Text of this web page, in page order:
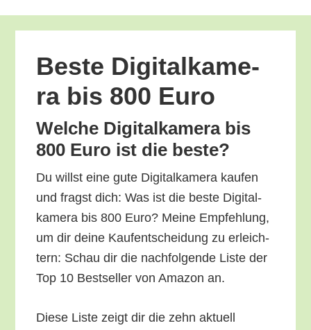
Bes­te Digi­tal­ka­me­
ra bis 800 Euro
Wel­che Digi­tal­ka­me­ra bis
800 Euro ist die beste?
Du willst eine gute Digi­tal­ka­me­ra kau­fen
und fragst dich: Was ist die bes­te Digi­tal­
ka­me­ra bis 800 Euro? Mei­ne Emp­feh­lung,
um dir dei­ne Kauf­ent­schei­dung zu erleich­
tern: Schau dir die nach­fol­gen­de Lis­te der
Top 10 Best­sel­ler von Ama­zon an.
Die­se Lis­te zeigt dir die zehn aktu­ell